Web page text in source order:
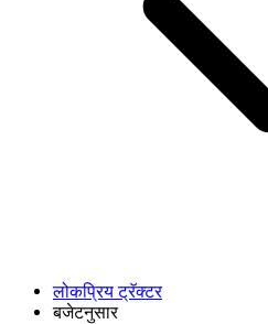
लोकप्रिय ट्रॅक्टर
बजेटनुसार